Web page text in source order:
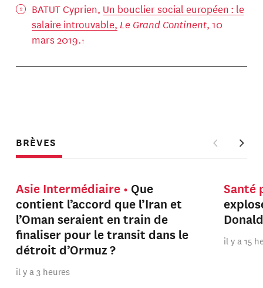
BATUT Cyprien, Un bouclier social européen : le
salaire introuvable, Le Grand Continent, 10
mars 2019.
BRÈVES
Asie Intermédiaire
Que
contient l’accord que l’Iran et
l’Oman seraient en train de
finaliser pour le transit dans le
détroit d’Ormuz ?
il y a 3 heures
Santé
il y a 15